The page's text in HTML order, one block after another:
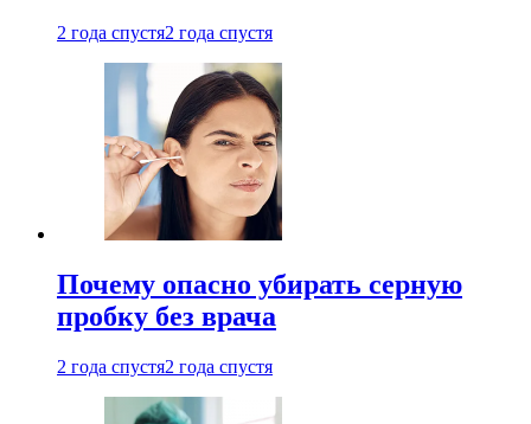
2 года спустя2 года спустя
Почему опасно убирать серную
пробку без врача
2 года спустя2 года спустя